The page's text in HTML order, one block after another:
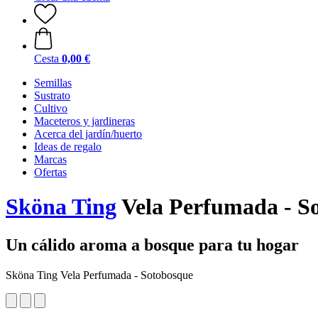
Cesta 0,00 €
Semillas
Sustrato
Cultivo
Maceteros y jardineras
Acerca del jardín/huerto
Ideas de regalo
Marcas
Ofertas
Sköna TingVela Perfumada -
Un cálido aroma a bosque para tu hogar
Sköna Ting Vela Perfumada - Sotobosque